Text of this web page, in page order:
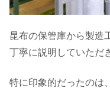
昆布の保管庫から製造
丁寧に説明していただ
特に印象的だったのは、